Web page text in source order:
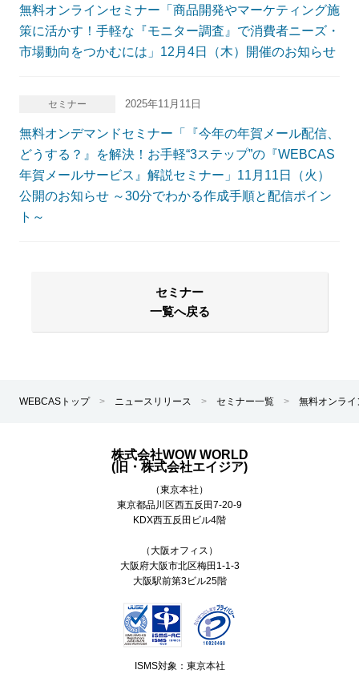
無料オンラインセミナー「商品開発やマーケティング施
策に活かす！手軽な『モニター調査』で消費者ニーズ・
市場動向をつかむには」12月4日（木）開催のお知らせ
セミナー 2025年11月11日
無料オンデマンドセミナー「『今年の年賀メール配信、
どうする？』を解決！お手軽“3ステップ”の『WEBCAS
年賀メールサービス』解説セミナー」11月11日（火）
公開のお知らせ ～30分でわかる作成手順と配信ポイン
ト～
セミナー
一覧へ戻る
WEBCASトップ > ニュースリリース > セミナー一覧 > 無料オンラ
株式会社WOW WORLD
(旧・株式会社エイジア)
（東京本社）
東京都品川区西五反田7-20-9
KDX西五反田ビル4階
（大阪オフィス）
大阪府大阪市北区梅田1-1-3
大阪駅前第3ビル25階
ISMS対象：東京本社